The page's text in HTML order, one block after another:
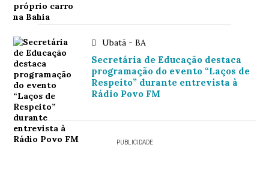
Ubatã - BA
Secretária de Educação destaca
programação do evento “Laços de
Respeito” durante entrevista à
Rádio Povo FM
PUBLICIDADE